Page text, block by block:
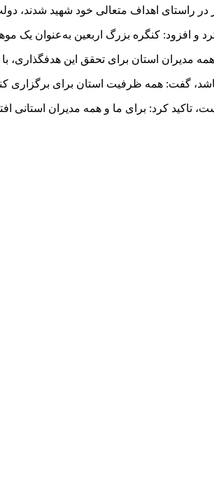
راستای اهداف متعالی خود شهید شدند،
و افزود: کنگره‌ بزرگ اربعین به‌عنوان
مدیران استان برای تحقق این هدفگذاری،
باشد، گفت: همه‌ ظرفیت استان برای برگزاری
تاکید کرد: برای ما و همه‌ مدیران